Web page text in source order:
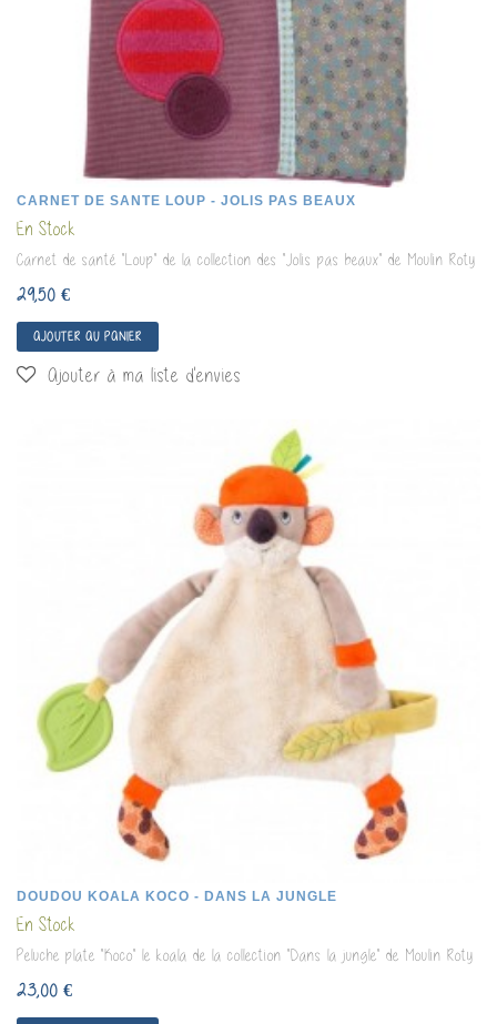
CARNET DE SANTE LOUP - JOLIS PAS BEAUX
En Stock
Carnet de santé "Loup" de la collection des "Jolis pas beaux" de Moulin Roty
29,50 €
AJOUTER AU PANIER
Ajouter à ma liste d'envies
DOUDOU KOALA KOCO - DANS LA JUNGLE
En Stock
Peluche plate "Koco" le koala de la collection "Dans la jungle" de Moulin Roty
23,00 €